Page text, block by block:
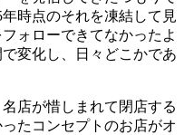
時点のそれを凍結して見
ォローできてなかったよ
変化し、日々どこかであ
店が惜しまれて閉店する
たコンセプトのお店がオ